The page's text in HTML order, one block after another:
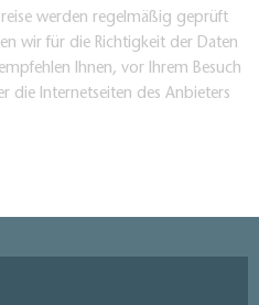
werden regelmäßig geprüft
wir für die Richtigkeit der Daten
Ihnen, vor Ihrem Besuch
die Internetseiten des Anbieters